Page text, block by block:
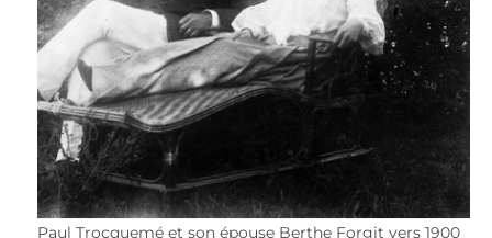
Paul Trocquemé et son épouse Berthe Forgit vers 1900